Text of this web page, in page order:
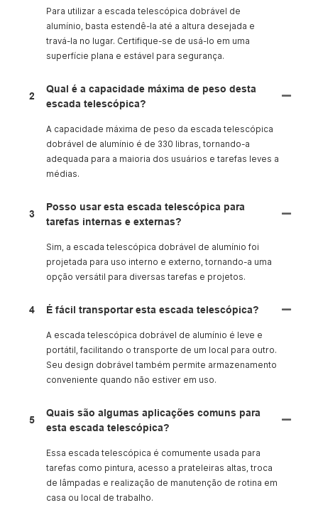
Para utilizar a escada telescópica dobrável de
alumínio, basta estendê-la até a altura desejada e
travá-la no lugar. Certifique-se de usá-lo em uma
superfície plana e estável para segurança.
2
Qual é a capacidade máxima de peso desta
escada telescópica?
A capacidade máxima de peso da escada telescópica
dobrável de alumínio é de 330 libras, tornando-a
adequada para a maioria dos usuários e tarefas leves a
médias.
3
Posso usar esta escada telescópica para
tarefas internas e externas?
Sim, a escada telescópica dobrável de alumínio foi
projetada para uso interno e externo, tornando-a uma
opção versátil para diversas tarefas e projetos.
4 É fácil transportar esta escada telescópica?
A escada telescópica dobrável de alumínio é leve e
portátil, facilitando o transporte de um local para outro.
Seu design dobrável também permite armazenamento
conveniente quando não estiver em uso.
5
Quais são algumas aplicações comuns para
esta escada telescópica?
Essa escada telescópica é comumente usada para
tarefas como pintura, acesso a prateleiras altas, troca
de lâmpadas e realização de manutenção de rotina em
casa ou local de trabalho.